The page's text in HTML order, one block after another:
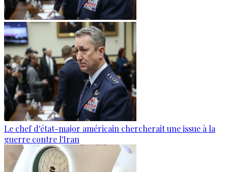
Le chef d'état-major américain chercherait une issue à la
guerre contre l'Iran